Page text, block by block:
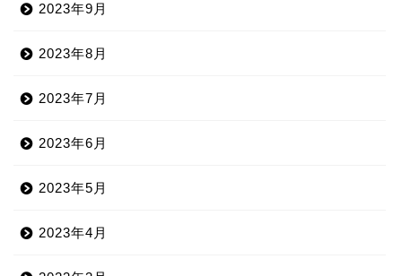
2023年9月
2023年8月
2023年7月
2023年6月
2023年5月
2023年4月